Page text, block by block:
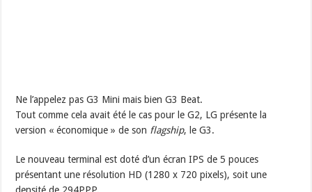
Ne l’appelez pas G3 Mini mais bien G3 Beat.
Tout comme cela avait été le cas pour le G2, LG présente la
version « économique » de son flagship, le G3.
Le nouveau terminal est doté d’un écran IPS de 5 pouces
présentant une résolution HD (1280 x 720 pixels), soit une
densité de 294PPP.